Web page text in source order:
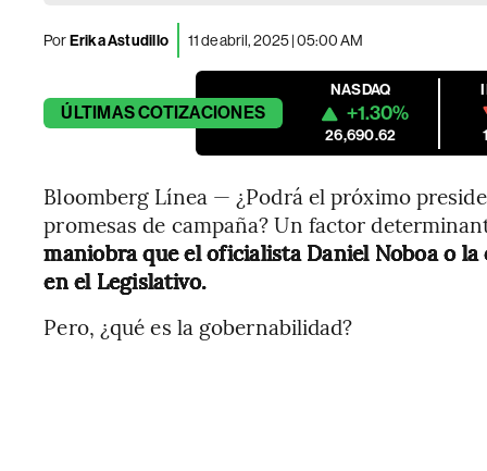
PorErika Astudillo 11 de abril, 2025 | 05:00 AM
ÚLTIMASCOTIZACIONES
NASDAQ
+1.30%
26,690.62
Bloomberg Línea — ¿Podrá el próximo
promesas de campaña? Un factor
maniobra que el oficialista Daniel Noboa o
en el Legislativo.
Pero, ¿qué es la gobernabilidad?